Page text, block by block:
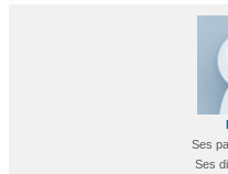
Ses
Ses